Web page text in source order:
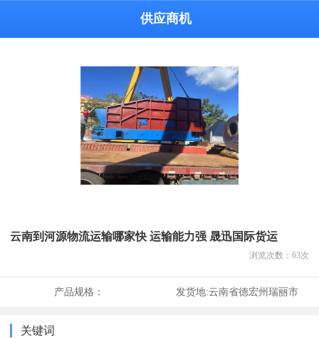
供应商机
云南到河源物流运输哪家快 运输能力强 晟迅国际货运
浏览次数： 63次
产品规格： 发货地:云南省德宏州瑞丽市
关键词